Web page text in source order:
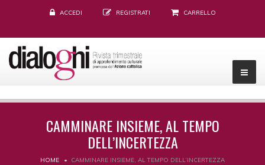
ACCEDI REGISTRATI CARRELLO
CAMMINARE INSIEME, AL TEMPO
DELL’INCERTEZZA
HOME CAMMINARE INSIEME, AL TEMPO DELL’INCERTEZZA